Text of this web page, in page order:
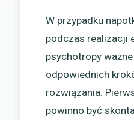
W przypadku
podczas realizacji
psychotropy
odpowiednich
rozwiązania.
powinno być